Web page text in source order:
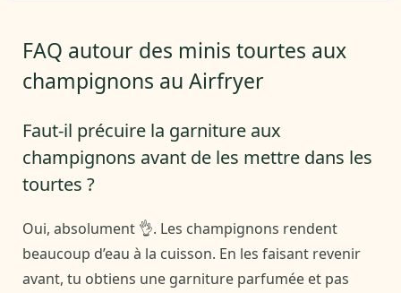
FAQ autour des minis tourtes aux
champignons au Airfryer
Faut-il précuire la garniture aux
champignons avant de les mettre dans les
tourtes ?
Oui, absolument 👌. Les champignons rendent
beaucoup d’eau à la cuisson. En les faisant revenir
avant, tu obtiens une garniture parfumée et pas